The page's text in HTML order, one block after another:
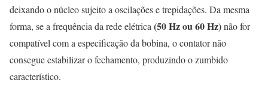
deixando o núcleo sujeito a oscilações e trepidações. Da mesma
forma, se a frequência da rede elétrica (50 Hz ou 60 Hz)não for
compatível com a especificação da bobina, o contator não
consegue estabilizar o fechamento, produzindo o zumbido
característico.